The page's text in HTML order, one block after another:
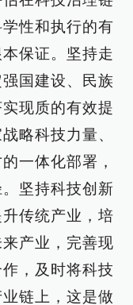
性和执行的有
保证。坚持走
国建设、民族
现质的有效提
略科技力量、
一体化部署，
坚持科技创新
传统产业，培
产业，完善现
，及时将科技
链上，这是做